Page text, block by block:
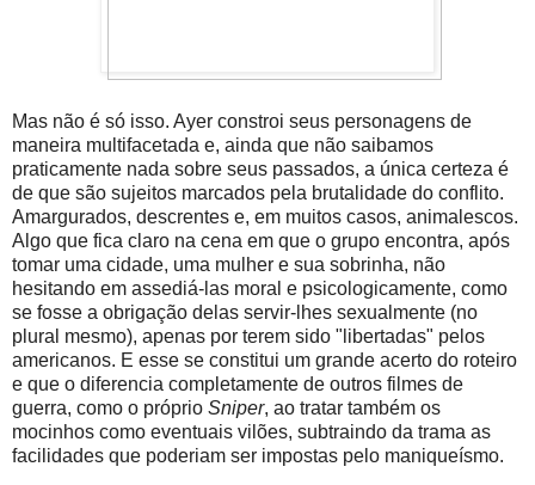
Mas não é só isso. Ayer constroi seus personagens de
maneira multifacetada e, ainda que não saibamos
praticamente nada sobre seus passados, a única certeza é
de que são sujeitos marcados pela brutalidade do conflito.
Amargurados, descrentes e, em muitos casos, animalescos.
Algo que fica claro na cena em que o grupo encontra, após
tomar uma cidade, uma mulher e sua sobrinha, não
hesitando em assediá-las moral e psicologicamente, como
se fosse a obrigação delas servir-lhes sexualmente (no
plural mesmo), apenas por terem sido "libertadas" pelos
americanos. E esse se constitui um grande acerto do roteiro
e que o diferencia completamente de outros filmes de
guerra, como o próprio Sniper, ao tratar também os
mocinhos como eventuais vilões, subtraindo da trama as
facilidades que poderiam ser impostas pelo maniqueísmo.